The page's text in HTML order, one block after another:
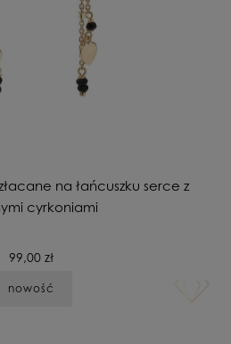
na łańcuszku serce z
cyrkoniami
99,00 zł
nowość